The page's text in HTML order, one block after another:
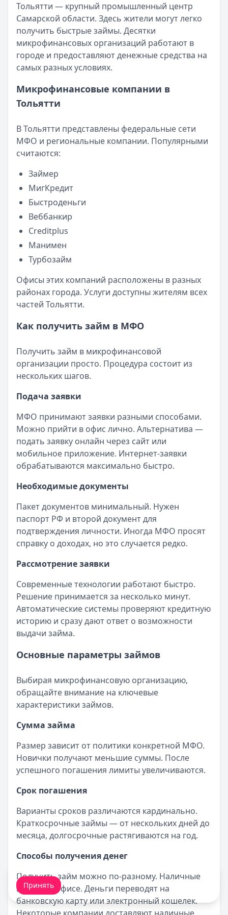
Все статьи
Опубликовано:5 декабря 2025 г.
Категория:МФО
Читать новость
Срочный микрозайм 15 000 ₽ на карту: свежая
Кратко:Нужны 15 000 рублей на карту прямо сегодня?
Опубликовано:5 декабря 2025 г.
Читать новость
Рекордный рост доли клиентов МФО с iPhone: что
Опубликовано: 5 декабря 2025 г.
Категория: МФО
Читать новость
Кратко:Авторизация через Госуслуги ускоряет
Опубликовано:23 ноября 2025 г.
Категория:МФО
Читать новость
Смс о «одобренном займе» от Bigmani Ru: как
Кратко: Пришло СМС об одобрении займа от Bigmani
Категория:МФО
Читать новость
Все новости
Тольятти — крупный промышленный центр
Самарской области. Здесь жители могут легко
получить быстрые займы. Десятки
микрофинансовых организаций работают в
городе и предоставляют денежные средства на
самых разных условиях.
Микрофинансовые компании в
Тольятти
В Тольятти представлены федеральные сети
МФО и региональные компании. Популярными
считаются:
Займер
МигКредит
Быстроденьги
Веббанкир
Creditplus
Манимен
Турбозайм
Офисы этих компаний расположены в разных
районах города. Услуги доступны жителям всех
частей Тольятти.
Как получить займ в МФО
Получить займ в микрофинансовой
организации просто. Процедура состоит из
нескольких шагов.
Подача заявки
МФО принимают заявки разными способами.
Можно прийти в офис лично. Альтернатива —
подать заявку онлайн через сайт или
мобильное приложение. Интернет-заявки
обрабатываются максимально быстро.
Необходимые документы
Пакет документов минимальный. Нужен
паспорт РФ и второй документ для
подтверждения личности. Иногда МФО просят
справку о доходах, но это случается редко.
Рассмотрение заявки
Современные технологии работают быстро.
Решение принимается за несколько минут.
Автоматические системы проверяют кредитную
историю и сразу дают ответ о возможности
выдачи займа.
Основные параметры займов
Выбирая микрофинансовую организацию,
обращайте внимание на ключевые
характеристики займов.
Сумма займа
Размер зависит от политики конкретной МФО.
Новички получают меньшие суммы. После
успешного погашения лимиты увеличиваются.
Срок погашения
Варианты сроков различаются кардинально.
Краткосрочные займы — от нескольких дней до
месяца, долгосрочные растягиваются на год.
Способы получения денег
Получить займ можно по-разному. Наличные
выдают в офисе. Деньги переводят на
банковскую карту или электронный кошелек.
Мы обрабатываем ваши
Принять